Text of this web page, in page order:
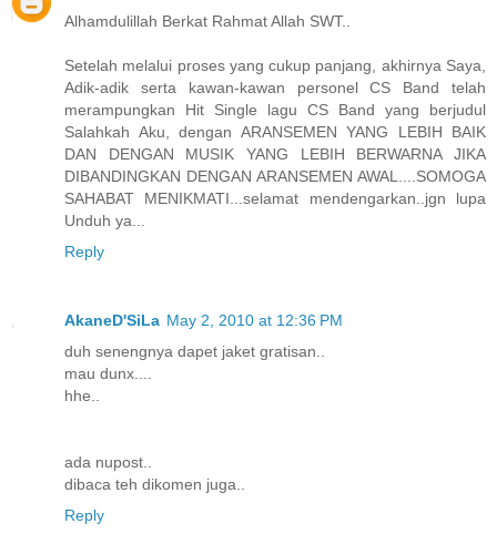
Alhamdulillah Berkat Rahmat Allah SWT..
Setelah melalui proses yang cukup panjang, akhirnya Saya,
Adik-adik serta kawan-kawan personel CS Band telah
merampungkan Hit Single lagu CS Band yang berjudul
Salahkah Aku, dengan ARANSEMEN YANG LEBIH BAIK
DAN DENGAN MUSIK YANG LEBIH BERWARNA JIKA
DIBANDINGKAN DENGAN ARANSEMEN AWAL....SOMOGA
SAHABAT MENIKMATI...selamat mendengarkan..jgn lupa
Unduh ya...
Reply
AkaneD'SiLa May 2, 2010 at 12:36 PM
duh senengnya dapet jaket gratisan..
mau dunx....
hhe..
ada nupost..
dibaca teh dikomen juga..
Reply